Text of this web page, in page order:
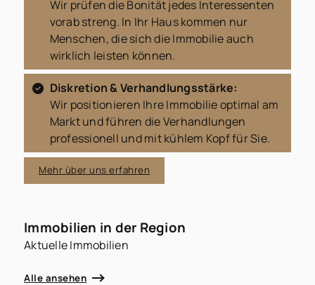
Wir prüfen die Bonität jedes Interessenten
vorab streng. In Ihr Haus kommen nur
Menschen, die sich die Immobilie auch
wirklich leisten können.
Diskretion & Verhandlungsstärke:
Wir positionieren Ihre Immobilie optimal am
Markt und führen die Verhandlungen
professionell und mit kühlem Kopf für Sie.
Mehr über uns erfahren
Immobilien in der Region
Aktuelle Immobilien
Alle ansehen